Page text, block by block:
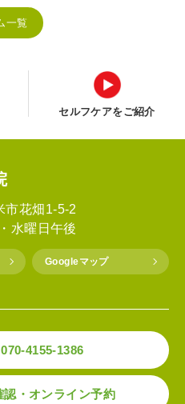
一覧
セルフケアをご紹介
市花畑1-5-2
水曜日午後
Googleマップ
4155-1386
認・オンライン予約